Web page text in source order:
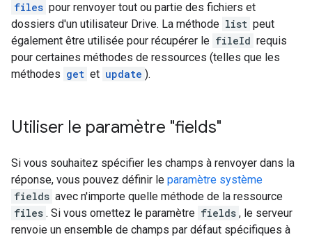
files pour renvoyer tout ou partie des fichiers et
dossiers d'un utilisateur Drive. La méthode list peut
également être utilisée pour récupérer le fileId requis
pour certaines méthodes de ressources (telles que les
méthodes get et update ).
Utiliser le paramètre "fields"
Si vous souhaitez spécifier les champs à renvoyer dans la
réponse, vous pouvez définir le paramètre système
fields avec n'importe quelle méthode de la ressource
files . Si vous omettez le paramètre fields , le serveur
renvoie un ensemble de champs par défaut spécifiques à